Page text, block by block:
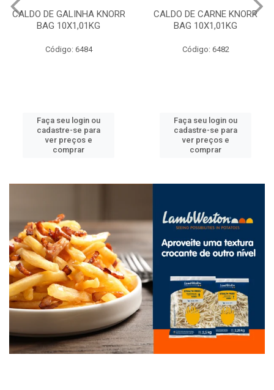
CALDO DE GALINHA KNORR
BAG 10X1,01KG
Código: 6484
Faça seu login ou
cadastre-se para
ver preços e
comprar
CALDO DE CARNE KNORR
BAG 10X1,01KG
Código: 6482
Faça seu login ou
cadastre-se para
ver preços e
comprar